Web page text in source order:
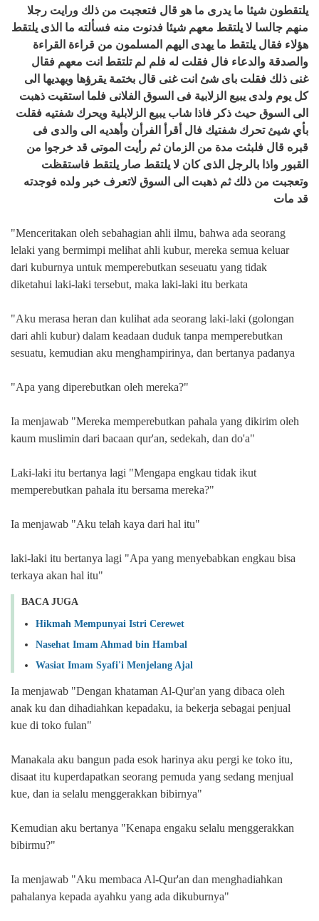
يلتقطون شيئا ما يدرى ما هو قال فتعجبت من ذلك ورايت رجلا
منهم جالسا لا يلتقط معهم شيئا فدنوت منه فسألته ما الذى يلتقط
هؤلاء فقال يلتقط ما يهدى اليهم المسلمون من قراءة القراءة
والصدقة والدعاء فال فقلت له فلم لم تلتقط انت معهم فقال
غنى ذلك فقلت باى شئ انت غنى قال بختمة يقرؤها ويهديها الى
كل يوم ولدى يبيع الزلابية فى السوق الفلانى فلما استقيت ذهبت
الى السوق حيث ذكر فاذا شاب يبيع الزلابلية ويحرك شفتيه فقلت
بأي شيئ تحرك شفتيك فال أقرأ الفرأن وأهديه الى والدى فى
قبره قال فلبثت مدة من الزمان ثم رأيت الموتى قد خرجوا من
القبور واذا بالرجل الذى كان لا يلتقط صار يلتقط فاستقظت
وتعجبت من ذلك ثم ذهبت الى السوق لاتعرف خبر ولده فوجدته
قد مات
"Menceritakan oleh sebahagian ahli ilmu, bahwa ada seorang
lelaki yang bermimpi melihat ahli kubur, mereka semua keluar
dari kuburnya untuk memperebutkan seseuatu yang tidak
diketahui laki-laki tersebut, maka laki-laki itu berkata
"Aku merasa heran dan kulihat ada seorang laki-laki (golongan
dari ahli kubur) dalam keadaan duduk tanpa memperebutkan
sesuatu, kemudian aku menghampirinya, dan bertanya padanya
"Apa yang diperebutkan oleh mereka?"
Ia menjawab "Mereka memperebutkan pahala yang dikirim oleh
kaum muslimin dari bacaan qur'an, sedekah, dan do'a"
Laki-laki itu bertanya lagi "Mengapa engkau tidak ikut
memperebutkan pahala itu bersama mereka?"
Ia menjawab "Aku telah kaya dari hal itu"
laki-laki itu bertanya lagi "Apa yang menyebabkan engkau bisa
terkaya akan hal itu"
BACA JUGA
Hikmah Mempunyai Istri Cerewet
Nasehat Imam Ahmad bin Hambal
Wasiat Imam Syafi'i Menjelang Ajal
Ia menjawab "Dengan khataman Al-Qur'an yang dibaca oleh
anak ku dan dihadiahkan kepadaku, ia bekerja sebagai penjual
kue di toko fulan"
Manakala aku bangun pada esok harinya aku pergi ke toko itu,
disaat itu kuperdapatkan seorang pemuda yang sedang menjual
kue, dan ia selalu menggerakkan bibirnya"
Kemudian aku bertanya "Kenapa engaku selalu menggerakkan
bibirmu?"
Ia menjawab "Aku membaca Al-Qur'an dan menghadiahkan
pahalanya kepada ayahku yang ada dikuburnya"